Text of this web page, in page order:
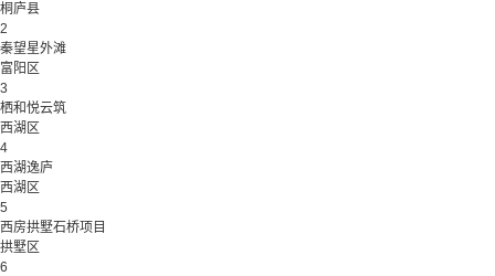
桐庐县
2
秦望星外滩
富阳区
3
栖和悦云筑
西湖区
4
西湖逸庐
西湖区
5
西房拱墅石桥项目
拱墅区
6